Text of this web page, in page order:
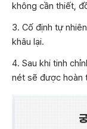
không cần thiết,
3. Cố định tự
khâu lại.
4. Sau khi tinh
nét sẽ được hoàn